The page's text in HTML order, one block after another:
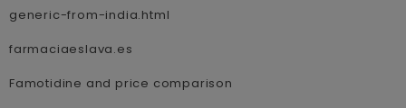
generic-from-india.html
farmaciaeslava.es
Famotidine and price comparison